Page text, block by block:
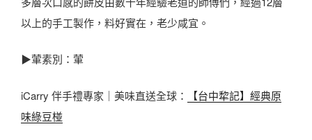
以上的手工製作，料好實在，老少咸宜。
▶葷素別：葷
iCarry 伴手禮專家｜美味直送全球：
【台中犂記】經典原
味綠豆椪